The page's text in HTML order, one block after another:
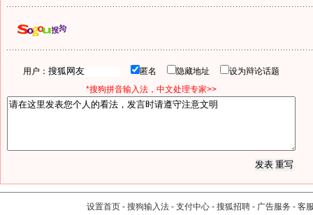
用户： 匿名 隐藏地址
设为辩论话题
*搜狗拼音输入法，中文处理专家>>
设置首页 - 搜狗输入法 - 支付中心 - 搜狐招聘 - 广告服务 - 客